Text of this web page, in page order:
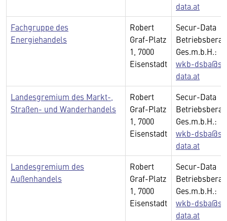
data.at
Fachgruppe des
Energiehandels
Robert
Graf-Platz
1, 7000
Eisenstadt
Secur-Data
Ges.m.b.H.:
wkb-
data.at
Landesgremium des Markt-,
Straßen- und Wanderhandels
Robert
Graf-Platz
1, 7000
Eisenstadt
Secur-Data
Ges.m.b.H.:
wkb-
data.at
Landesgremium des
Außenhandels
Robert
Graf-Platz
1, 7000
Eisenstadt
Secur-Data
Ges.m.b.H.:
wkb-
data.at